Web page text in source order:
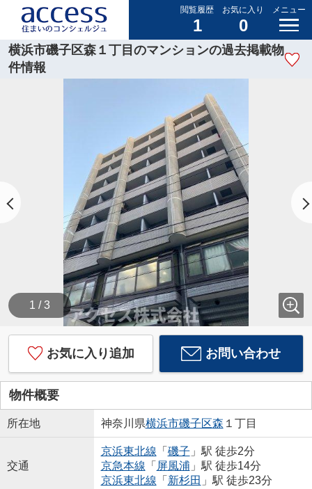
閲覧履歴
1
お気に入り
0
メニュー
横浜市磯子区森１丁目のマンションの過去掲載物
件情報
1 / 3
お気に入り追加 お問い合わせ
物件概要
所在地 神奈川県横浜市磯子区森 １丁目
交通
京浜東北線 「 磯子 」駅 徒歩2分
京急本線 「 屏風浦 」駅 徒歩14分
京浜東北線 「 新杉田 」駅 徒歩23分